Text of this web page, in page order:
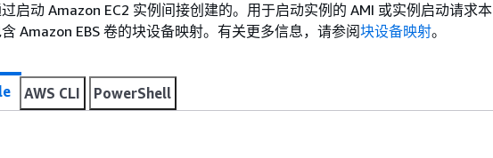
启动 Amazon EC2 实例间接创建的。用于启动实例的 AMI 或实例启动请求本
Amazon EBS 卷的块设备映射。有关更多信息，请参阅块设备映射。
AWS CLI PowerShell